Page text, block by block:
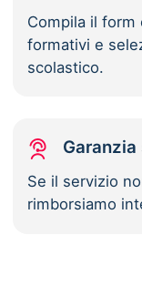
Compila il form
formativi e
scolastico.
Se il servizio
rimborsiamo